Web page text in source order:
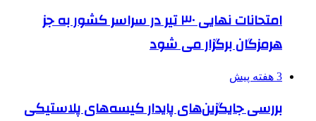
امتحانات نهایی ۳۰ تیر در سراسر کشور به جز
هرمزگان برگزار می شود
3 هفته پیش
بررسی جایگزین‌های پایدار کیسه‌های پلاستیکی